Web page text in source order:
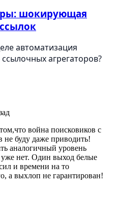
шокирующая
автоматизация
агрегаторов?